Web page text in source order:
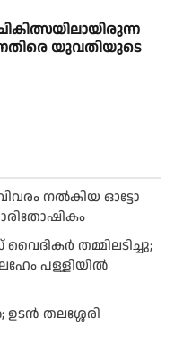
യുവതിയുടെ
ന​ൽ​കി​യ ഓ​ട്ടോ
തമ്മിലടിച്ചു;
പള്ളിയിൽ
തലശ്ശേരി